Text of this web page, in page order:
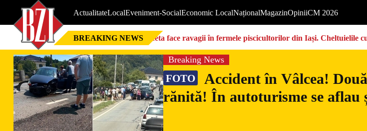
ActualitateLocalEveniment-SocialEconomic LocalNaționalMagazinOpiniiCM 2026
BREAKING NEWS Seceta face ravagii în fermele piscicultorilor din Iași. Cheltuielile
foarte mari”
Breaking News
FOTO
Accident în Vâlcea!
rănită! În autoturisme se aflau